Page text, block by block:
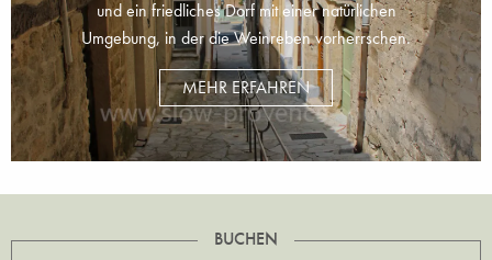
und ein friedliches Dorf mit einer natürlichen
Umgebung, in der die Weinreben vorherrschen.
MEHR ERFAHREN
BUCHEN